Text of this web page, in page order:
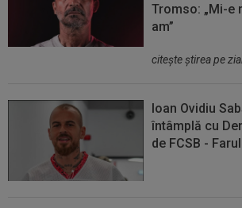
Tromso: „Mi-e
am”
citeşte ştirea pe
Ioan Ovidiu
întâmplă cu
de FCSB - Farul